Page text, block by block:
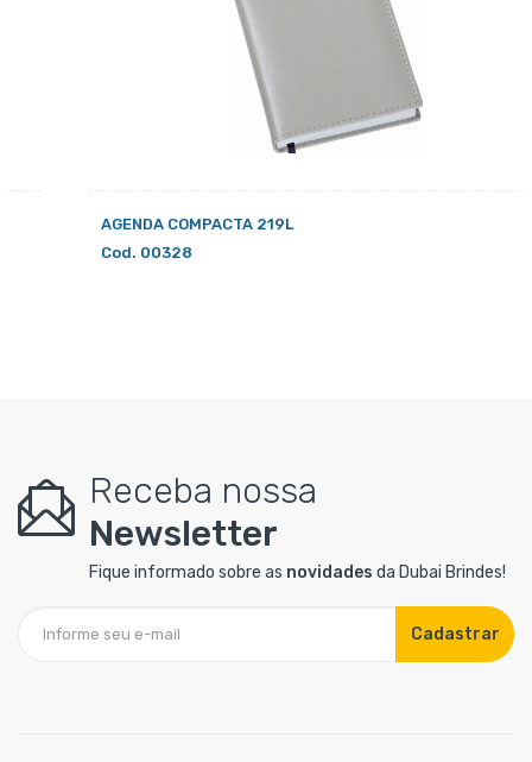
AGENDA COMPACTA 219L
Cod. 00328
Receba nossa
Newsletter
Fique informado sobre as novidades da Dubai Brindes!
Cadastrar